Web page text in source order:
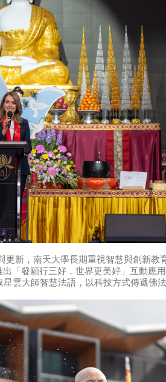
新，南天大學長期重視智慧與創新教
「發願行三好，世界更美好」互動應
雲大師智慧法語，以科技方式傳遞佛法